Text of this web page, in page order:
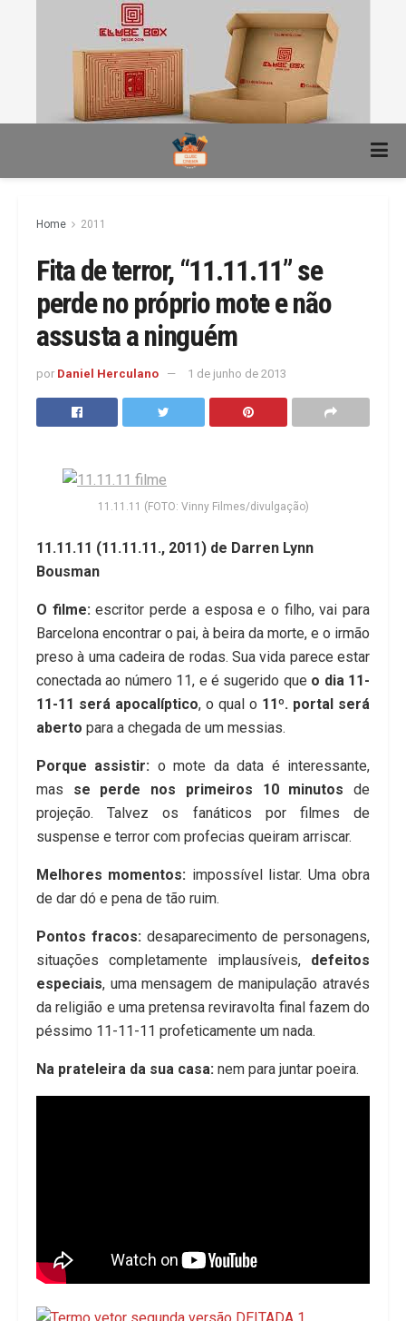
Home 2011
Fita de terror, “11.11.11” se
perde no próprio mote e não
assusta a ninguém
por Daniel Herculano 1 de junho de 2013
11.11.11 (FOTO: Vinny Filmes/divulgação)
11.11.11 (11.11.11., 2011) de Darren Lynn
Bousman
O filme: escritor perde a esposa e o filho, vai para
Barcelona encontrar o pai, à beira da morte, e o irmão
preso à uma cadeira de rodas. Sua vida parece estar
conectada ao número 11, e é sugerido que o dia 11-
11-11 será apocalíptico, o qual o 11º. portal será
aberto para a chegada de um messias.
Porque assistir: o mote da data é interessante,
mas se perde nos primeiros 10 minutos de
projeção. Talvez os fanáticos por filmes de
suspense e terror com profecias queiram arriscar.
Melhores momentos: impossível listar. Uma obra
de dar dó e pena de tão ruim.
Pontos fracos: desaparecimento de personagens,
situações completamente implausíveis, defeitos
especiais, uma mensagem de manipulação através
da religião e uma pretensa reviravolta final fazem do
péssimo 11-11-11 profeticamente um nada.
Na prateleira da sua casa: nem para juntar poeira.